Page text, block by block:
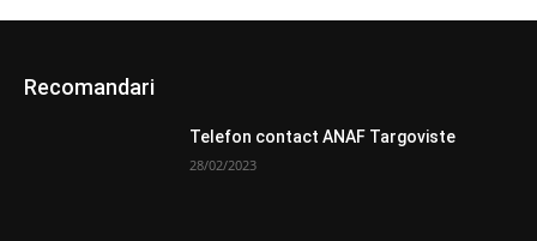
Recomandari
Telefon contact ANAF Targoviste
28/02/2023